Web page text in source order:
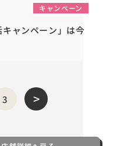
キャンペーン
キャンペーン」は今
3 >